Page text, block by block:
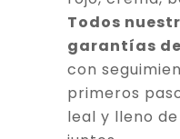
Todos
garantías
con
primeros
leal y lleno